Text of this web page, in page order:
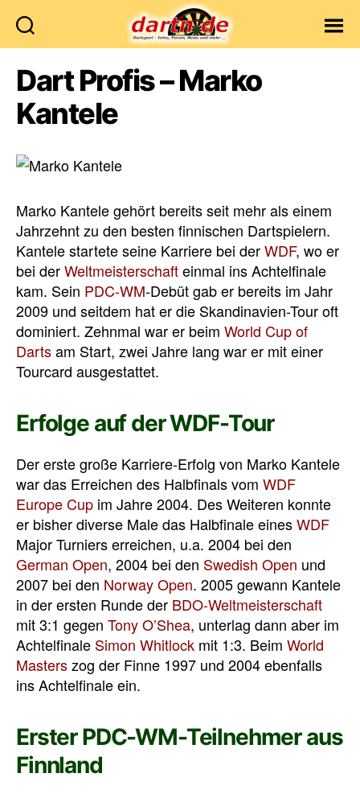
Dart Profis – Marko
Kantele
Marko Kantele gehört bereits seit mehr als einem
Jahrzehnt zu den besten finnischen Dartspielern.
Kantele startete seine Karriere bei derWDF, wo er
bei derWeltmeisterschafteinmal ins Achtelfinale
kam. Sein PDC-WM-Debüt gab er bereits im Jahr
2009 und seitdem hat er die Skandinavien-Tour oft
dominiert. Zehnmal war er beim World Cup of
Dartsam Start, zwei Jahre lang war er mit einer
Tourcard ausgestattet.
Erfolge auf der WDF-Tour
Der erste große Karriere-Erfolg von Marko Kantele
war das Erreichen des Halbfinals vom WDF
Europe Cup im Jahre 2004. Des Weiteren konnte
er bisher diverse Male das Halbfinale einesWDF
Major Turniers erreichen, u.a. 2004 bei den
German Open, 2004 bei den Swedish Open und
2007 bei den Norway Open. 2005 gewann Kantele
in der ersten Runde der BDO-Weltmeisterschaft
mit 3:1 gegen Tony O’Shea, unterlag dann aber im
Achtelfinale Simon Whitlock mit 1:3. Beim World
Masterszog der Finne 1997 und 2004 ebenfalls
ins Achtelfinale ein.
Erster PDC-WM-Teilnehmer aus
Finnland